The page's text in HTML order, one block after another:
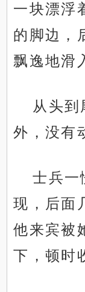
一块漂浮
的脚边，
飘逸地滑
从头到
外，没有
士兵一
现，后面
他来宾被
下，顿时